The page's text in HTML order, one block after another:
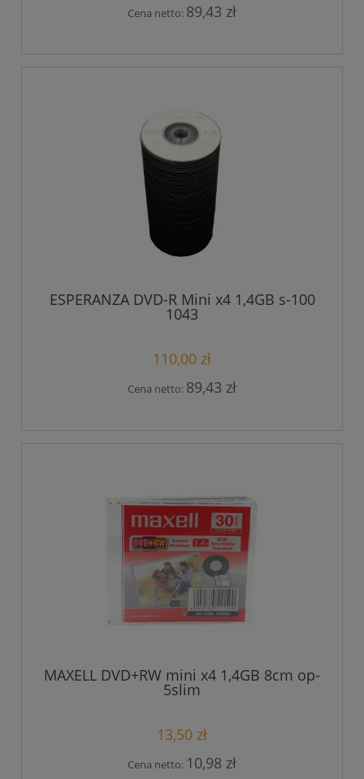
Cena netto: 89,43 zł
ESPERANZA DVD-R Mini x4 1,4GB s-100
1043
110,00 zł
Cena netto: 89,43 zł
MAXELL DVD+RW mini x4 1,4GB 8cm op-
5slim
13,50 zł
Cena netto: 10,98 zł